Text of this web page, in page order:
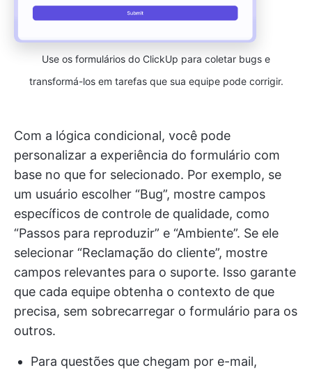
Use os formulários do ClickUp para coletar bugs e
transformá-los em tarefas que sua equipe pode corrigir.
Com a lógica condicional, você pode
personalizar a experiência do formulário com
base no que for selecionado. Por exemplo, se
um usuário escolher “Bug”, mostre campos
específicos de controle de qualidade, como
“Passos para reproduzir” e “Ambiente”. Se ele
selecionar “Reclamação do cliente”, mostre
campos relevantes para o suporte. Isso garante
que cada equipe obtenha o contexto de que
precisa, sem sobrecarregar o formulário para os
outros.
Para questões que chegam por e-mail,